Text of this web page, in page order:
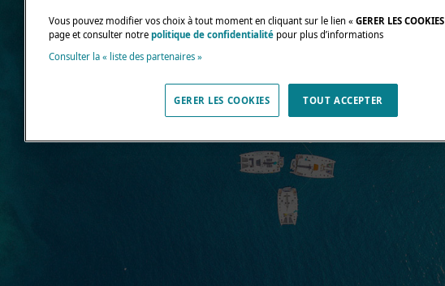
Vous pouvez modifier vos choix à tout moment en cliquant sur le lien « GERER LES COOKIES
page et consulter notre politique de confidentialité pour plus d’informations
Consulter la « liste des partenaires »
GERER LES COOKIES TOUT ACCEPTER